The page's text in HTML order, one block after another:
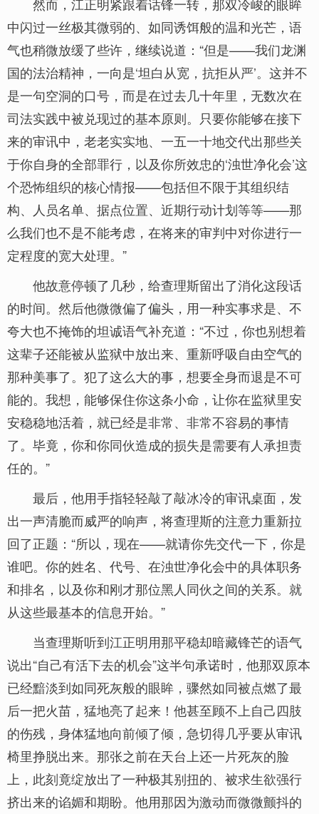
中闪过一丝极其微弱的、如同诱饵般的温和光芒，语
气也稍微放缓了些许，继续说道：“但是——我们龙渊
国的法治精神，一向是‘坦白从宽，抗拒从严’。这并不
是一句空洞的口号，而是在过去几十年里，无数次在
司法实践中被兑现过的基本原则。只要你能够在接下
来的审讯中，老老实实地、一五一十地交代出那些关
于你自身的全部罪行，以及你所效忠的‘浊世净化会’这
个恐怖组织的核心情报——包括但不限于其组织结
构、人员名单、据点位置、近期行动计划等等——那
么我们也不是不能考虑，在将来的审判中对你进行一
定程度的宽大处理。”
他故意停顿了几秒，给查理斯留出了消化这段话
的时间。然后他微微偏了偏头，用一种实事求是、不
夸大也不掩饰的坦诚语气补充道：“不过，你也别想着
这辈子还能被从监狱中放出来、重新呼吸自由空气的
那种美事了。犯了这么大的事，想要全身而退是不可
能的。我想，能够保住你这条小命，让你在监狱里安
安稳稳地活着，就已经是非常、非常不容易的事情
了。毕竟，你和你同伙造成的损失是需要有人承担责
任的。”
最后，他用手指轻轻敲了敲冰冷的审讯桌面，发
出一声清脆而威严的响声，将查理斯的注意力重新拉
回了正题：“所以，现在——就请你先交代一下，你是
谁吧。你的姓名、代号、在浊世净化会中的具体职务
和排名，以及你和刚才那位黑人同伙之间的关系。就
从这些最基本的信息开始。”
当查理斯听到江正明用那平稳却暗藏锋芒的语气
说出“自己有活下去的机会”这半句承诺时，他那双原本
已经黯淡到如同死灰般的眼眸，骤然如同被点燃了最
后一把火苗，猛地亮了起来！他甚至顾不上自己四肢
的伤残，身体猛地向前倾了倾，急切得几乎要从审讯
椅里挣脱出来。那张之前在天台上还一片死灰的脸
上，此刻竟绽放出了一种极其别扭的、被求生欲强行
挤出来的谄媚和期盼。他用那因为激动而微微颤抖的